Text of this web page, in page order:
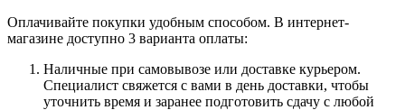
Оплачивайте покупки удобным способом. В интернет-
магазине доступно 3 варианта оплаты:
Наличные при самовывозе или доставке курьером.
Специалист свяжется с вами в день доставки, чтобы
уточнить время и заранее подготовить сдачу с любой